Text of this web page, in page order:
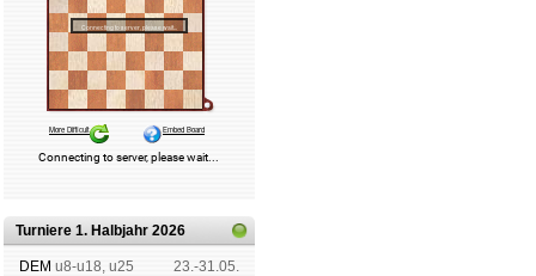
Turniere 1. Halbjahr 2026
DEM u8-u18, u25
23.-31.05.